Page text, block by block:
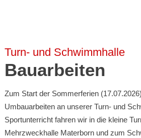
Turn- und Schwimmhalle
Bauarbeiten
Zum Start der Sommerferien
Umbauarbeiten an unserer Turn- und
Sportunterricht fahren wir in die kleine
Mehrzweckhalle Materborn und zum